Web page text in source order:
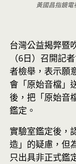
黃國昌指鏡電
台灣公益揭弊暨
（6日）召開記
者檢舉，表示願
會「原始音檔」
後，把「原始音
鑑定。
實驗室鑑定後，
造」的疑慮，但
只出具非正式鑑